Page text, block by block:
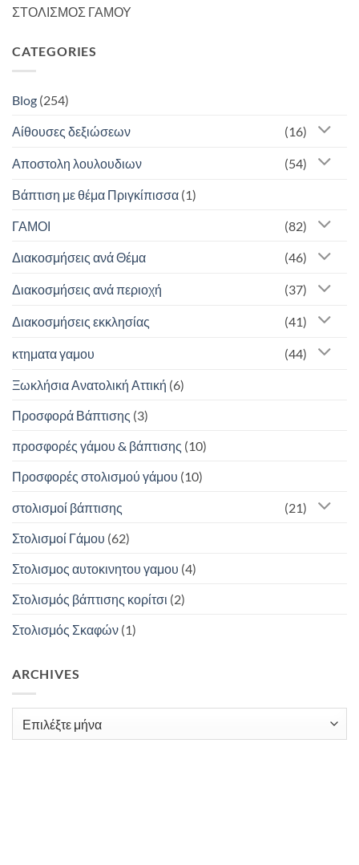
ΣΤΟΛΙΣΜΟΣ ΓΑΜΟΥ
CATEGORIES
Blog (254)
Αίθουσες δεξιώσεων (16)
Αποστολη λουλουδιων (54)
Βάπτιση με θέμα Πριγκίπισσα (1)
ΓΑΜΟΙ (82)
Διακοσμήσεις ανά Θέμα (46)
Διακοσμήσεις ανά περιοχή (37)
Διακοσμήσεις εκκλησίας (41)
κτηματα γαμου (44)
Ξωκλήσια Ανατολική Αττική (6)
Προσφορά Βάπτισης (3)
προσφορές γάμου & βάπτισης (10)
Προσφορές στολισμού γάμου (10)
στολισμοί βάπτισης (21)
Στολισμοί Γάμου (62)
Στολισμος αυτοκινητου γαμου (4)
Στολισμός βάπτισης κορίτσι (2)
Στολισμός Σκαφών (1)
ARCHIVES
Archives